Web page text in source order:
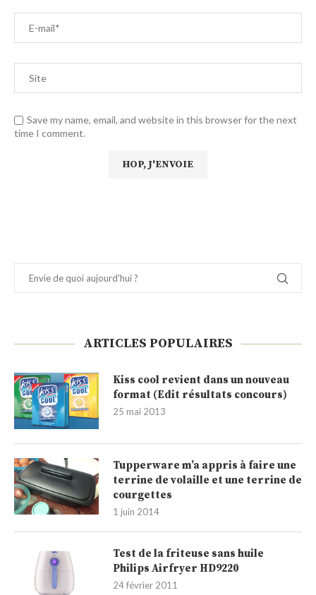
Save my name, email, and website in this browser for the next
time I comment.
ARTICLES POPULAIRES
Kiss cool revient dans un nouveau
format (Edit résultats concours)
25 mai 2013
Tupperware m’a appris à faire une
terrine de volaille et une terrine de
courgettes
1 juin 2014
Test de la friteuse sans huile
Philips Airfryer HD9220
24 février 2011